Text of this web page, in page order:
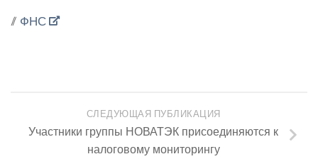
// ФНС
СЛЕДУЮЩАЯ ПУБЛИКАЦИЯ
Участники группы НОВАТЭК присоединяются к
налоговому мониторингу